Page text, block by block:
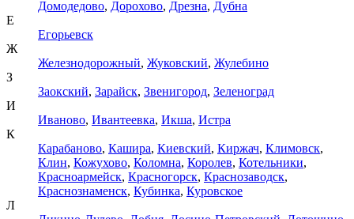
Домодедово, Дорохово, Дрезна, Дубна
Е
Егорьевск
Ж
Железнодорожный, Жуковский, Жулебино
З
Заокский, Зарайск, Звенигород, Зеленоград
И
Иваново, Ивантеевка, Икша, Истра
К
Карабаново, Кашира, Киевский, Киржач, Климовск,
Клин, Кожухово, Коломна, Королев, Котельники,
Красноармейск, Красногорск, Краснозаводск,
Краснознаменск, Кубинка, Куровское
Л